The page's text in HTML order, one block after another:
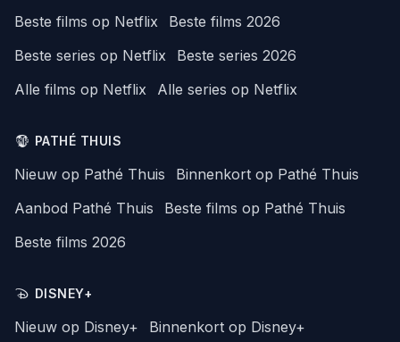
Beste films op Netflix
Beste films 2026
Beste series op Netflix
Beste series 2026
Alle films op Netflix
Alle series op Netflix
PATHÉ THUIS
Nieuw op Pathé Thuis
Binnenkort op Pathé Thuis
Aanbod Pathé Thuis
Beste films op Pathé Thuis
Beste films 2026
DISNEY+
Nieuw op Disney+
Binnenkort op Disney+